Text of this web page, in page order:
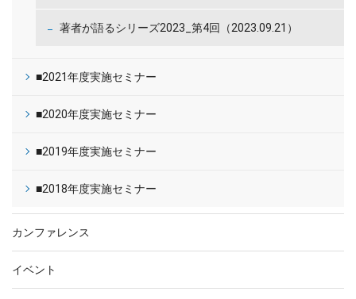
著者が語るシリーズ2023_第4回（2023.09.21）
■2021年度実施セミナー
■2020年度実施セミナー
■2019年度実施セミナー
■2018年度実施セミナー
カンファレンス
イベント